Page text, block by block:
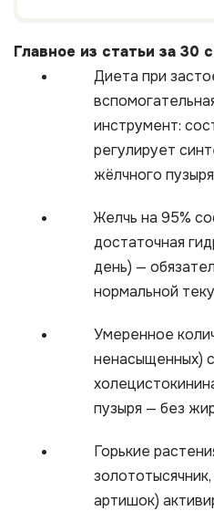
Главное из статьи за 30
Диета при
инструмент:
регулирует
жёлчного
Желчь на 95%
достаточная
день) —
нормальной
Умеренное
ненасыщенных)
пузыря — без
Горькие
артишок)